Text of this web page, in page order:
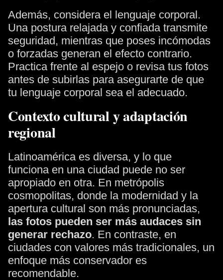
Además, considera el lenguaje corporal.
Una postura relajada y confiada transmite
seguridad, mientras que poses incómodas
o forzadas generan el efecto contrario.
Practica frente al espejo o revisa tus fotos
antes de subirlas para asegurarte de que
tu lenguaje corporal sea el adecuado.
Contexto cultural y adaptación
regional
Latinoamérica es diversa, y lo que
funciona en una ciudad puede no ser
apropiado en otra. En metrópolis
cosmopolitas, donde la modernidad y la
apertura cultural son más pronunciadas,
las fotos pueden ser más audaces sin
generar rechazo. En contraste, en
ciudades con valores más tradicionales, un
enfoque más conservador es
recomendable.